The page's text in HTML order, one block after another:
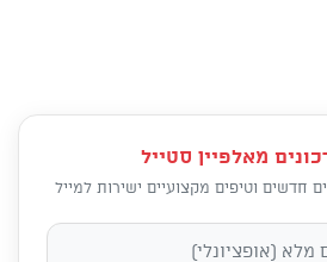
מאלפיין סטייל
חדשים וטיפים מקצועיים ישירות למייל